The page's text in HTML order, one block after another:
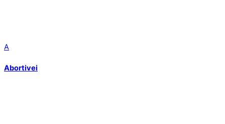
A
Abortivei